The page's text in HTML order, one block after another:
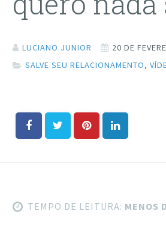
LUCIANO JUNIOR 20 DE
SALVE SEU RELACIONAMENTO,
TEMPO DE LEITURA: MENOS